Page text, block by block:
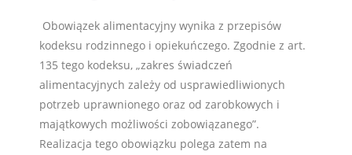
Obowiązek alimentacyjny wynika z przepisów
kodeksu rodzinnego i opiekuńczego. Zgodnie z art.
135 tego kodeksu, „zakres świadczeń
alimentacyjnych zależy od usprawiedliwionych
potrzeb uprawnionego oraz od zarobkowych i
majątkowych możliwości zobowiązanego”.
Realizacja tego obowiązku polega zatem na